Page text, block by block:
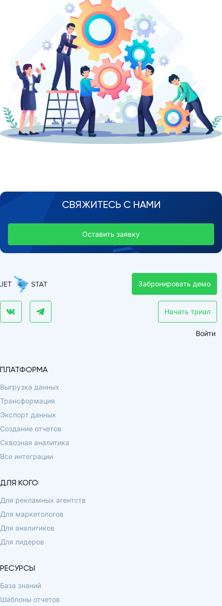
СВЯЖИТЕСЬ С НАМИ
Оставить заявку
Забронировать демо
Начать триал
Войти
ПЛАТФОРМА
Выгрузка данных
Трансформация
Экспорт данных
Создание отчетов
Сквозная аналитика
Все интеграции
ДЛЯ КОГО
Для рекламных агентств
Для маркетологов
Для аналитиков
Для лидеров
РЕСУРСЫ
База знаний
Шаблоны отчетов